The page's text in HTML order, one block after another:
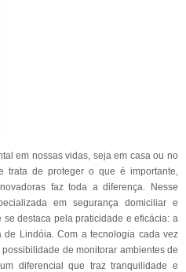
em nossas vidas, seja em casa ou no
trata de proteger o que é importante,
faz toda a diferença. Nesse
em segurança domiciliar e
destaca pela praticidade e eficácia: a
Lindóia. Com a tecnologia cada vez
de monitorar ambientes de
diferencial que traz tranquilidade e